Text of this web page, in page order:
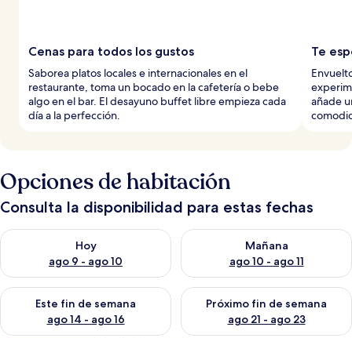
Cenas para todos los gustos
Saborea platos locales e internacionales en el
restaurante, toma un bocado en la cafetería o bebe
algo en el bar. El desayuno buffet libre empieza cada
día a la perfección.
Te
añade
Opciones de habitación
Consulta la disponibilidad para estas fechas
Hoy
ago 9 - ago 10
Consulta la disponibilidad para hoy ago 9 - ago 10
Mañana
ago 10 - ago 11
Consulta la disponibilidad
Este fin de semana
ago 14 - ago 16
Consulta la disponibilidad para este fin de semana ago 14 -
Próximo fin de semana
ago 21 - ago 23
Consulta la disponibilidad